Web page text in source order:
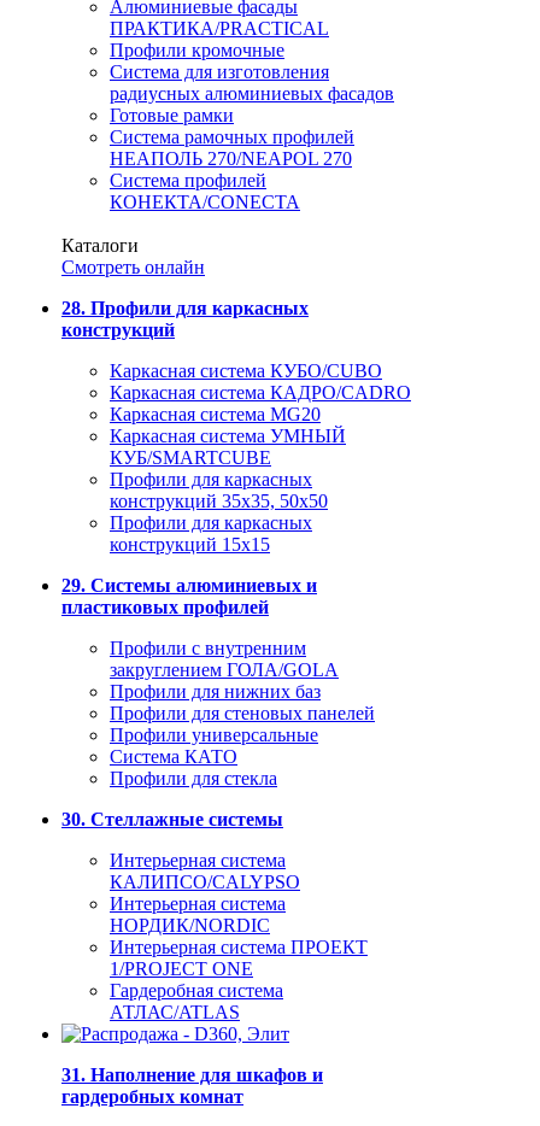
Алюминиевые фасады
ПРАКТИКА/PRACTICAL
Профили кромочные
Система для изготовления
радиусных алюминиевых фасадов
Готовые рамки
Система рамочных профилей
НЕАПОЛЬ 270/NEAPOL 270
Система профилей
КОНЕКТА/CONECTA
Каталоги
Смотреть онлайн
28. Профили для каркасных
конструкций
Каркасная система КУБО/CUBO
Каркасная система КАДРО/CADRO
Каркасная система MG20
Каркасная система УМНЫЙ
КУБ/SMARTCUBE
Профили для каркасных
конструкций 35x35, 50x50
Профили для каркасных
конструкций 15х15
29. Системы алюминиевых и
пластиковых профилей
Профили с внутренним
закруглением ГОЛА/GOLA
Профили для нижних баз
Профили для стеновых панелей
Профили универсальные
Система КАТО
Профили для стекла
30. Стеллажные системы
Интерьерная система
КАЛИПСО/CALYPSO
Интерьерная система
НОРДИК/NORDIC
Интерьерная система ПРОЕКТ
1/PROJECT ONE
Гардеробная система
АТЛАС/ATLAS
31. Наполнение для шкафов и
гардеробных комнат